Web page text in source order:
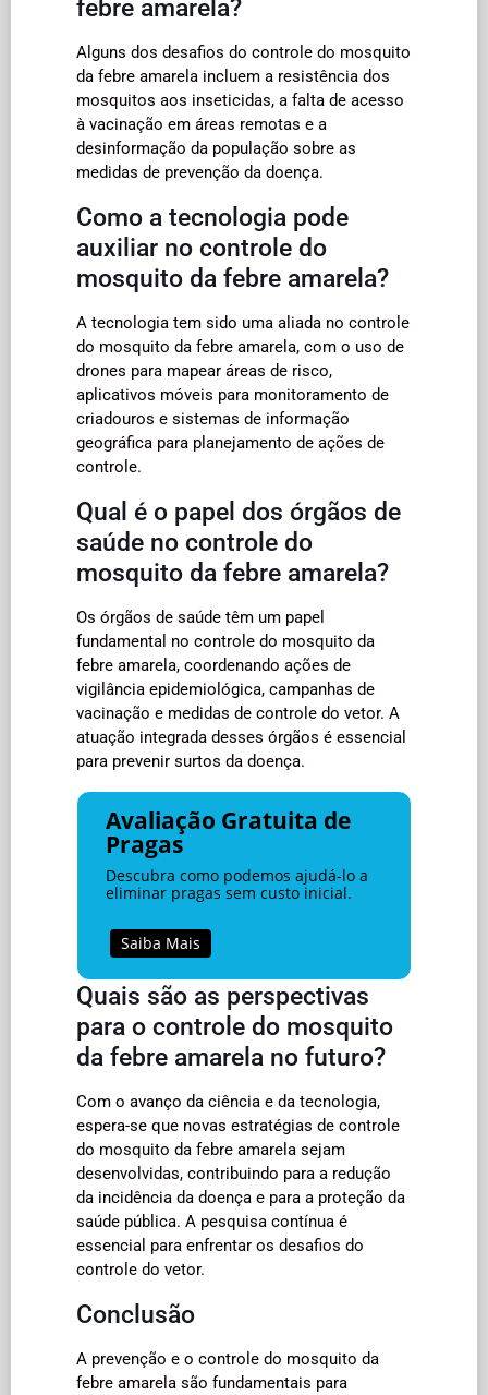
febre amarela?
Alguns dos desafios do controle do mosquito
da febre amarela incluem a resistência dos
mosquitos aos inseticidas, a falta de acesso
à vacinação em áreas remotas e a
desinformação da população sobre as
medidas de prevenção da doença.
Como a tecnologia pode
auxiliar no controle do
mosquito da febre amarela?
A tecnologia tem sido uma aliada no controle
do mosquito da febre amarela, com o uso de
drones para mapear áreas de risco,
aplicativos móveis para monitoramento de
criadouros e sistemas de informação
geográfica para planejamento de ações de
controle.
Qual é o papel dos órgãos de
saúde no controle do
mosquito da febre amarela?
Os órgãos de saúde têm um papel
fundamental no controle do mosquito da
febre amarela, coordenando ações de
vigilância epidemiológica, campanhas de
vacinação e medidas de controle do vetor. A
atuação integrada desses órgãos é essencial
para prevenir surtos da doença.
Avaliação Gratuita de
Pragas
Descubra como podemos ajudá-lo a
eliminar pragas sem custo inicial.
Saiba Mais
Quais são as perspectivas
para o controle do mosquito
da febre amarela no futuro?
Com o avanço da ciência e da tecnologia,
espera-se que novas estratégias de controle
do mosquito da febre amarela sejam
desenvolvidas, contribuindo para a redução
da incidência da doença e para a proteção da
saúde pública. A pesquisa contínua é
essencial para enfrentar os desafios do
controle do vetor.
Conclusão
A prevenção e o controle do mosquito da
febre amarela são fundamentais para